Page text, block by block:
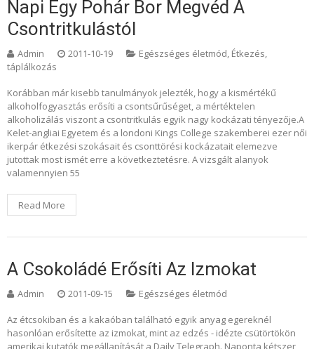
Napi Egy Pohár Bor Megvéd A
Csontritkulástól
Admin 2011-10-19 Egészséges életmód, Étkezés,
táplálkozás
Korábban már kisebb tanulmányok jelezték, hogy a kismértékű
alkoholfogyasztás erősíti a csontsűrűséget, a mértéktelen
alkoholizálás viszont a csontritkulás egyik nagy kockázati tényezője.A
Kelet-angliai Egyetem és a londoni Kings College szakemberei ezer női
ikerpár étkezési szokásait és csonttörési kockázatait elemezve
jutottak most ismét erre a következtetésre. A vizsgált alanyok
valamennyien 55
Read More
A Csokoládé Erősíti Az Izmokat
Admin 2011-09-15 Egészséges életmód
Az étcsokiban és a kakaóban található egyik anyag egereknél
hasonlóan erősítette az izmokat, mint az edzés - idézte csütörtökön
amerikai kutatók megállapítását a Daily Telegraph. Naponta kétszer